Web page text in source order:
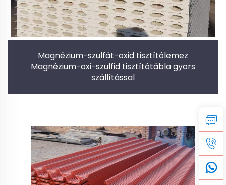
Magnézium-szulfát-oxid tisztítólemez
Magnézium-oxi-szulfid tisztítótábla gyors
szállítással